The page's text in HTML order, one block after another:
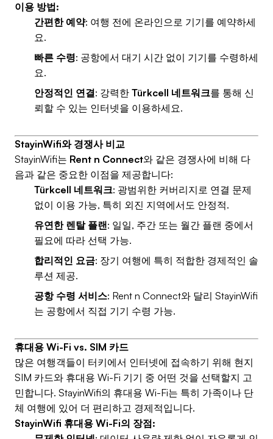
이용 방법:
간편한 예약: 여행 전에 온라인으로 기기를 예약하세
요.
빠른 수령: 공항에서 대기 시간 없이 기기를 수령하세
요.
안정적인 연결: 강력한 Türkcell 네트워크를 통해 신
뢰할 수 있는 인터넷을 이용하세요.
StayinWifi와 경쟁사 비교
StayinWifi는 Rent n Connect와 같은 경쟁사에 비해 다
음과 같은 중요한 이점을 제공합니다:
Türkcell 네트워크: 광범위한 커버리지로 연결 문제
없이 이용 가능, 특히 외진 지역에서도 안정적.
유연한 렌탈 플랜: 일일, 주간 또는 월간 플랜 중에서
필요에 따라 선택 가능.
합리적인 요금: 장기 여행에 특히 적합한 경제적인 솔
루션 제공.
공항 수령 서비스: Rent n Connect와 달리 StayinWifi
는 공항에서 직접 기기 수령 가능.
휴대용 Wi-Fi vs. SIM 카드
많은 여행객들이 터키에서 인터넷에 접속하기 위해 현지
SIM 카드와 휴대용 Wi-Fi 기기 중 어떤 것을 선택할지 고
민합니다. StayinWifi의 휴대용 Wi-Fi는 특히 가족이나 단
체 여행에 있어 더 편리하고 경제적입니다.
StayinWifi 휴대용 Wi-Fi의 장점: